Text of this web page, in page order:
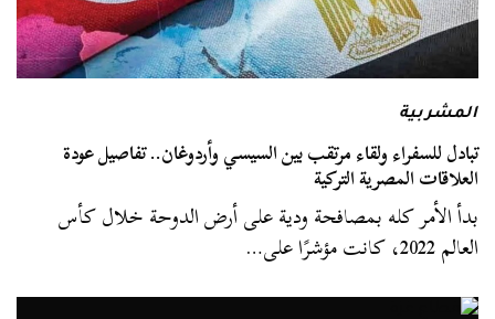
المشربية
تبادل للسفراء ولقاء مرتقب بين السيسي وأردوغان.. تفاصيل عودة
العلاقات المصرية التركية
بدأ الأمر كله بمصافحة ودية على أرض الدوحة خلال كأس
العالم 2022، كانت مؤشرًا على…